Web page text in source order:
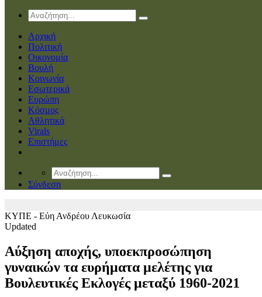
Αρχική
Πολιτική
Οικονομία
Βουλή
Κοινωνία
Εσωτερικά
Ευρώπη
Κόσμος
Αθλητικά
Virals
Επιστήμες
Σύνδεση
ΚΥΠΕ - Εύη Ανδρέου Λευκωσία
Updated
Αύξηση αποχής, υποεκπροσώπηση
γυναικών τα ευρήματα μελέτης για
Βουλευτικές Εκλογές μεταξύ 1960-2021